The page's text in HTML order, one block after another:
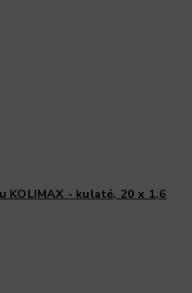
KOLIMAX - kulaté, 20 x 1,6